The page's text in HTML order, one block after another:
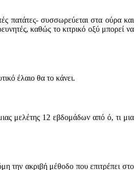
πατάτες- συσσωρεύεται στα ούρα και
καθώς το κιτρικό οξύ μπορεί να
έλαιο θα το κάνει.
μελέτης 12 εβδομάδων από ό, τι μια
την ακριβή μέθοδο που επιτρέπει στο